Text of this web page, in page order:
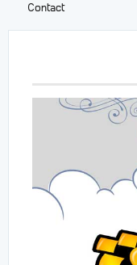
Contact